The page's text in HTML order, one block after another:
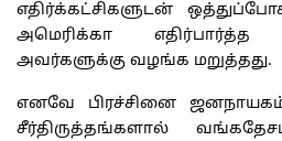
எதிர்க்கட்சிகளுடன்
அமெரிக்கா
அவர்களுக்கு வழங்க மறுத்தது.
எனவே பிரச்சினை
சீர்திருத்தங்களால்